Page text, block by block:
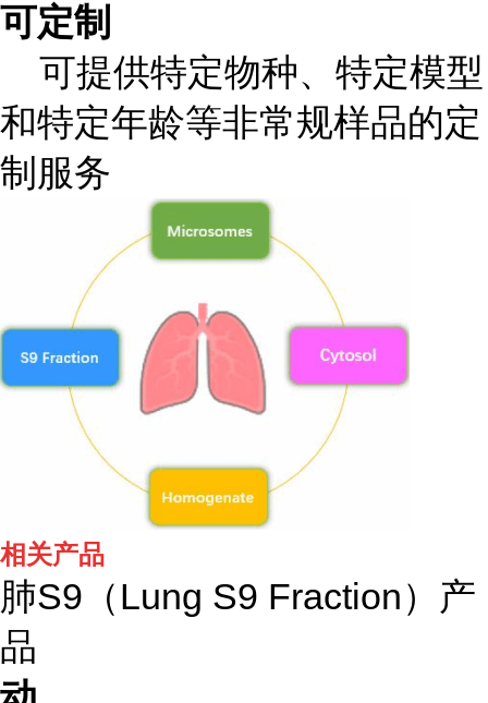
可定制
可提供特定物种、特定模型
和特定年龄等非常规样品的定
制服务
相关产品
肺S9（Lung S9 Fraction）产
品